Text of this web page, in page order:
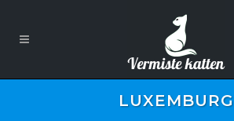
LUXEMBURG